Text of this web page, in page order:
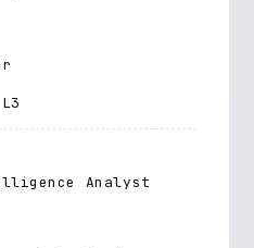
Analyst